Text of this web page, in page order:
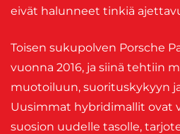
eivät halunneet tinkiä
Toisen sukupolven Porsche
vuonna 2016, ja siinä tehtiin
muotoiluun, suorituskykyyn
Uusimmat hybridimallit ovat
suosion uudelle tasolle,